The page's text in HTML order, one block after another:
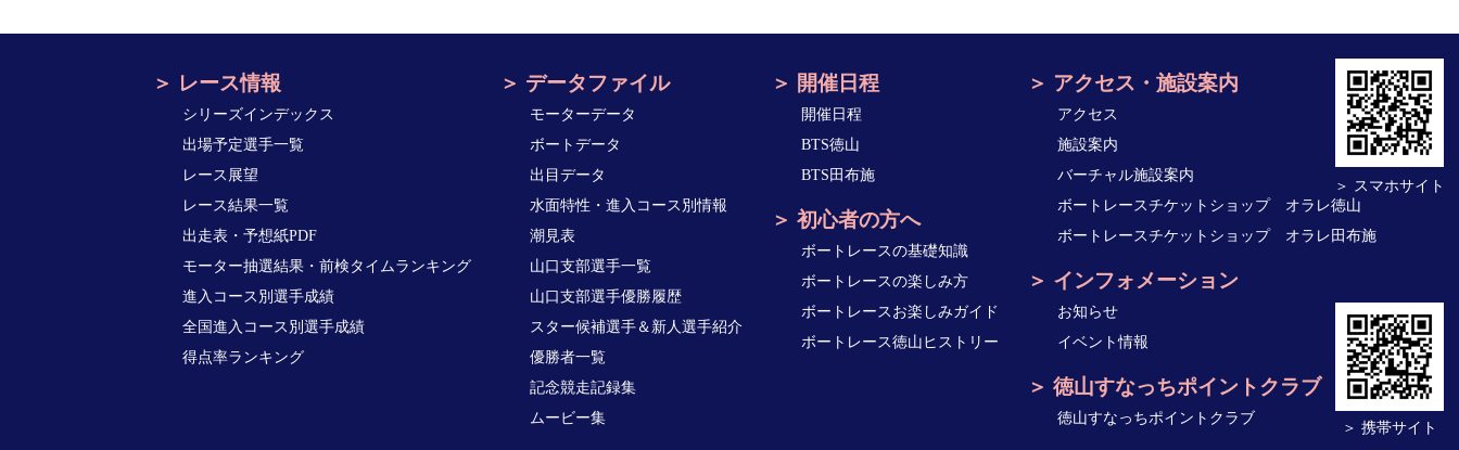
レース情報
シリーズインデックス
出場予定選手一覧
レース展望
レース結果一覧
出走表・予想紙PDF
モーター抽選結果・前検タイムランキング
進入コース別選手成績
全国進入コース別選手成績
得点率ランキング
データファイル
モーターデータ
ボートデータ
出目データ
水面特性・進入コース別情報
潮見表
山口支部選手一覧
山口支部選手優勝履歴
スター候補選手＆新人選手紹介
優勝者一覧
記念競走記録集
ムービー集
開催日程
開催日程
BTS徳山
BTS田布施
初心者の方へ
ボートレースの基礎知識
ボートレースの楽しみ方
ボートレースお楽しみガイド
ボートレース徳山ヒストリー
アクセス・施設案内
アクセス
施設案内
バーチャル施設案内
ボートレースチケットショップ オラレ徳山
ボートレースチケットショップ オラレ田布施
インフォメーション
お知らせ
イベント情報
徳山すなっちポイントクラブ
徳山すなっちポイントクラブ
＞ スマホサイト
＞ 携帯サイト